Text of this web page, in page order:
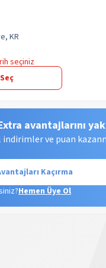
KR
seçiniz
avantajlarını
ve puan
Kaçırma
Hemen Üye Ol